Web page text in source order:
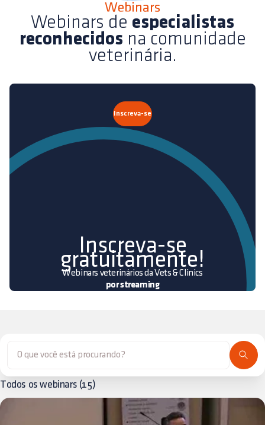
Webinars
Webinars de especialistas
reconhecidos na comunidade
veterinária.
Inscreva-se
gratuitamente!
Webinars veterinários da Vets & Clinics
por streaming
Inscreva-se
Todos os webinars (15)